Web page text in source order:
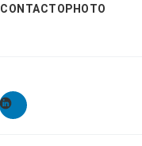
CONTACTOPHOTO